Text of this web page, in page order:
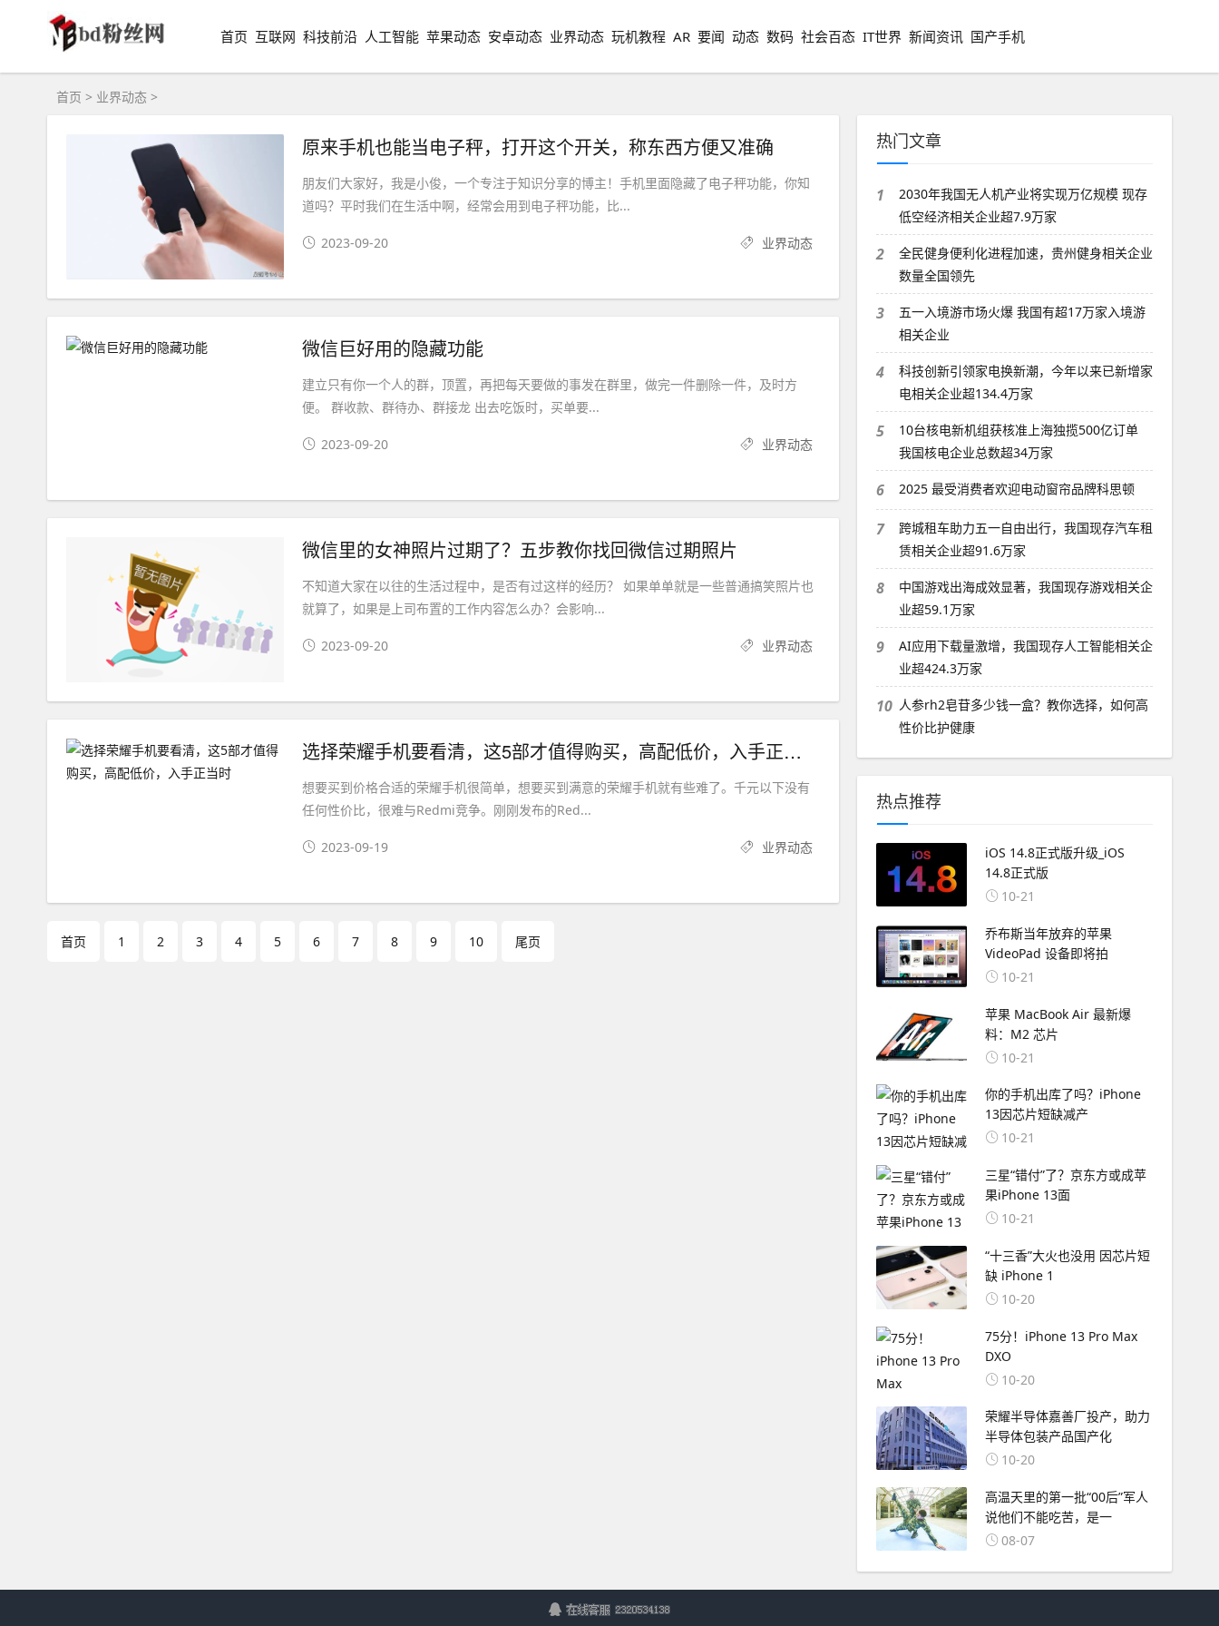
首页 互联网 科技前沿 人工智能 苹果动态 安卓动态 业界动态 玩机教程 AR 要闻 动态 数码 社会百态 IT世界 新闻资讯 国产手机
首页 > 业界动态 >
原来手机也能当电子秤，打开这个开关，称东西方便又准确
朋友们大家好，我是小俊，一个专注于知识分享的博主！手机里面隐藏了电子秤功能，你知
道吗？平时我们在生活中啊，经常会用到电子秤功能，比...
2023-09-20 业界动态
微信巨好用的隐藏功能
建立只有你一个人的群，顶置，再把每天要做的事发在群里，做完一件删除一件，及时方
便。 群收款、群待办、群接龙 出去吃饭时，买单要...
2023-09-20 业界动态
微信里的女神照片过期了？五步教你找回微信过期照片
不知道大家在以往的生活过程中，是否有过这样的经历？ 如果单单就是一些普通搞笑照片也
就算了，如果是上司布置的工作内容怎么办？会影响...
2023-09-20 业界动态
选择荣耀手机要看清，这5部才值得购买，高配低价，入手正当时
想要买到价格合适的荣耀手机很简单，想要买到满意的荣耀手机就有些难了。千元以下没有
任何性价比，很难与Redmi竞争。刚刚发布的Red...
2023-09-19 业界动态
首页 1 2 3 4 5 6 7 8 9 10 尾页
热门文章
1
2030年我国无人机产业将实现万亿规模 现存
低空经济相关企业超7.9万家
2
全民健身便利化进程加速，贵州健身相关企业
数量全国领先
3
五一入境游市场火爆 我国有超17万家入境游
相关企业
4
科技创新引领家电换新潮，今年以来已新增家
电相关企业超134.4万家
5
10台核电新机组获核准上海独揽500亿订单
我国核电企业总数超34万家
6 2025 最受消费者欢迎电动窗帘品牌科思顿
7
跨城租车助力五一自由出行，我国现存汽车租
赁相关企业超91.6万家
8
中国游戏出海成效显著，我国现存游戏相关企
业超59.1万家
9
AI应用下载量激增，我国现存人工智能相关企
业超424.3万家
10 人参rh2皂苷多少钱一盒？教你选择，如何高
性价比护健康
热点推荐
iOS 14.8正式版升级_iOS
14.8正式版
10-21
乔布斯当年放弃的苹果
VideoPad 设备即将拍
10-21
苹果 MacBook Air 最新爆
料：M2 芯片
10-21
你的手机出库了吗？iPhone
13因芯片短缺减产
10-21
三星“错付”了？京东方或成苹
果iPhone 13面
10-21
“十三香”大火也没用 因芯片短
缺 iPhone 1
10-20
75分！iPhone 13 Pro Max
DXO
10-20
荣耀半导体嘉善厂投产，助力
半导体包装产品国产化
10-20
高温天里的第一批“00后”军人
说他们不能吃苦，是一
08-07